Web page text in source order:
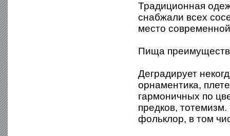
Традиционная
снабжали всех
место
Пища
Деградирует
орнаментика,
гармоничных по
предков,
фольклор, в том